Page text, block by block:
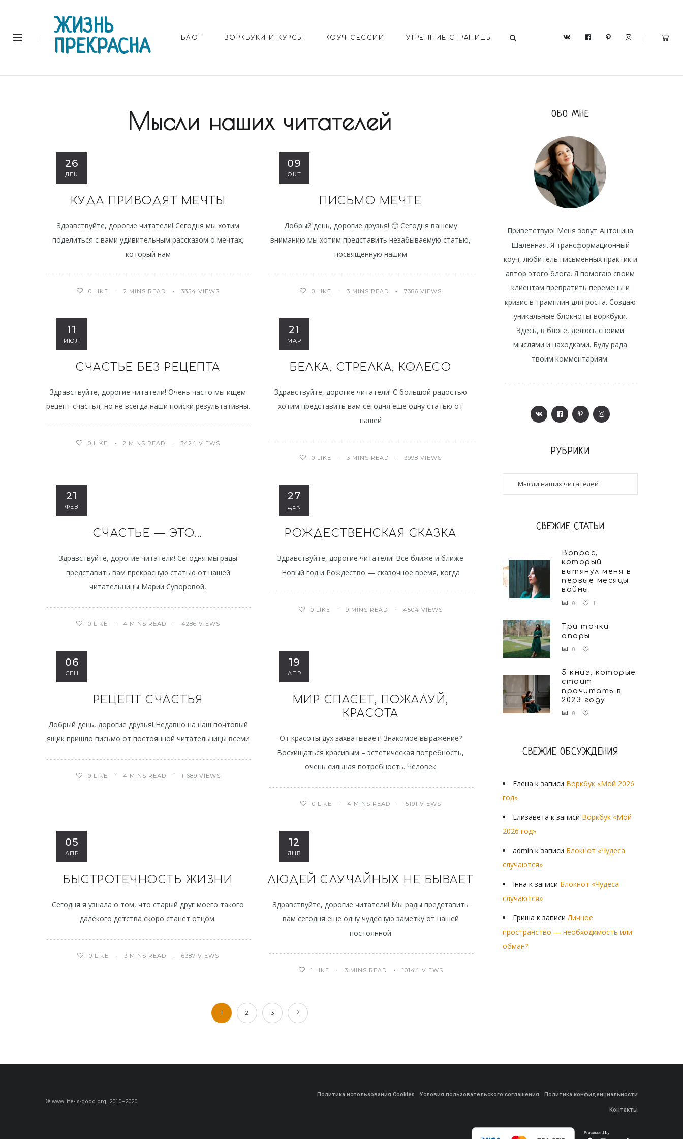
ЖИЗНЬ
ПРЕКРАСНА
БЛОГ ВОРКБУКИ И КУРСЫ КОУЧ-СЕССИИ УТРЕННИЕ СТРАНИЦЫ
Мысли наших читателей
26
ДЕК
КУДА ПРИВОДЯТ МЕЧТЫ
Здравствуйте, дорогие читатели! Сегодня мы хотим
поделиться с вами удивительным рассказом о мечтах,
который нам
0 LIKE 2 MINS READ 3354 VIEWS
09
ОКТ
ПИСЬМО МЕЧТЕ
Добрый день, дорогие друзья! 🙂 Сегодня вашему
вниманию мы хотим представить незабываемую статью,
посвященную нашим
0 LIKE 3 MINS READ 7386 VIEWS
11
ИЮЛ
СЧАСТЬЕ БЕЗ РЕЦЕПТА
Здравствуйте, дорогие читатели! Очень часто мы ищем
рецепт счастья, но не всегда наши поиски результативны.
0 LIKE 2 MINS READ 3424 VIEWS
21
МАР
БЕЛКА, СТРЕЛКА, КОЛЕСО
Здравствуйте, дорогие читатели! С большой радостью
хотим представить вам сегодня еще одну статью от
нашей
0 LIKE 3 MINS READ 3998 VIEWS
21
ФЕВ
СЧАСТЬЕ — ЭТО…
Здравствуйте, дорогие читатели! Сегодня мы рады
представить вам прекрасную статью от нашей
читательницы Марии Суворовой,
0 LIKE 4 MINS READ 4286 VIEWS
27
ДЕК
РОЖДЕСТВЕНСКАЯ СКАЗКА
Здравствуйте, дорогие читатели! Все ближе и ближе
Новый год и Рождество — сказочное время, когда
0 LIKE 9 MINS READ 4504 VIEWS
06
СЕН
РЕЦЕПТ СЧАСТЬЯ
Добрый день, дорогие друзья! Недавно на наш почтовый
ящик пришло письмо от постоянной читательницы всеми
0 LIKE 4 MINS READ 11689 VIEWS
19
АПР
МИР СПАСЕТ, ПОЖАЛУЙ,
КРАСОТА
От красоты дух захватывает! Знакомое выражение?
Восхищаться красивым – эстетическая потребность,
очень сильная потребность. Человек
0 LIKE 4 MINS READ 5191 VIEWS
05
АПР
БЫСТРОТЕЧНОСТЬ ЖИЗНИ
Сегодня я узнала о том, что старый друг моего такого
далекого детства скоро станет отцом.
0 LIKE 3 MINS READ 6387 VIEWS
12
ЯНВ
ЛЮДЕЙ СЛУЧАЙНЫХ НЕ БЫВАЕТ
Здравствуйте, дорогие читатели! Мы рады представить
вам сегодня еще одну чудесную заметку от нашей
постоянной
1 LIKE 3 MINS READ 10144 VIEWS
1 2 3
ОБО МНЕ
Приветствую! Меня зовут Антонина
Шаленная. Я трансформационный
коуч, любитель письменных практик и
автор этого блога. Я помогаю своим
клиентам превратить перемены и
кризис в трамплин для роста. Создаю
уникальные блокноты-воркбуки.
Здесь, в блоге, делюсь своими
мыслями и находками. Буду рада
твоим комментариям.
РУБРИКИ
СВЕЖИЕ СТАТЬИ
Вопрос,
который
вытянул меня в
первые месяцы
войны
0 1
Три точки
опоры
0
5 книг, которые
стоит
прочитать в
2023 году
0
СВЕЖИЕ ОБСУЖДЕНИЯ
Елена к записи Воркбук «Мой 2026
год»
Елизавета к записи Воркбук «Мой
2026 год»
admin к записи Блокнот «Чудеса
случаются»
Інна к записи Блокнот «Чудеса
случаются»
Гриша к записиЛичное
пространство — необходимость или
обман?
© www.life-is-good.org, 2010–2020
Политика использования Cookies Условия пользовательского соглашения Политика конфиденциальности
Контакты